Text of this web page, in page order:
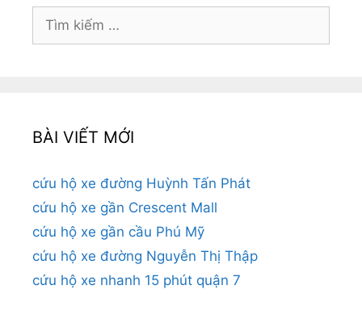
Tìm
BÀI VIẾT MỚI
cứu hộ xe đường Huỳnh Tấn Phát
cứu hộ xe gần Crescent Mall
cứu hộ xe gần cầu Phú Mỹ
cứu hộ xe đường Nguyễn Thị Thập
cứu hộ xe nhanh 15 phút quận 7